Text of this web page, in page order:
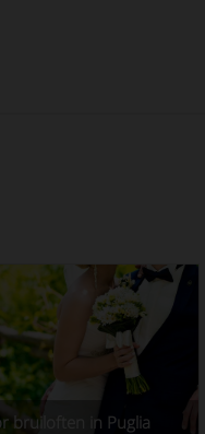
bruiloften in Puglia